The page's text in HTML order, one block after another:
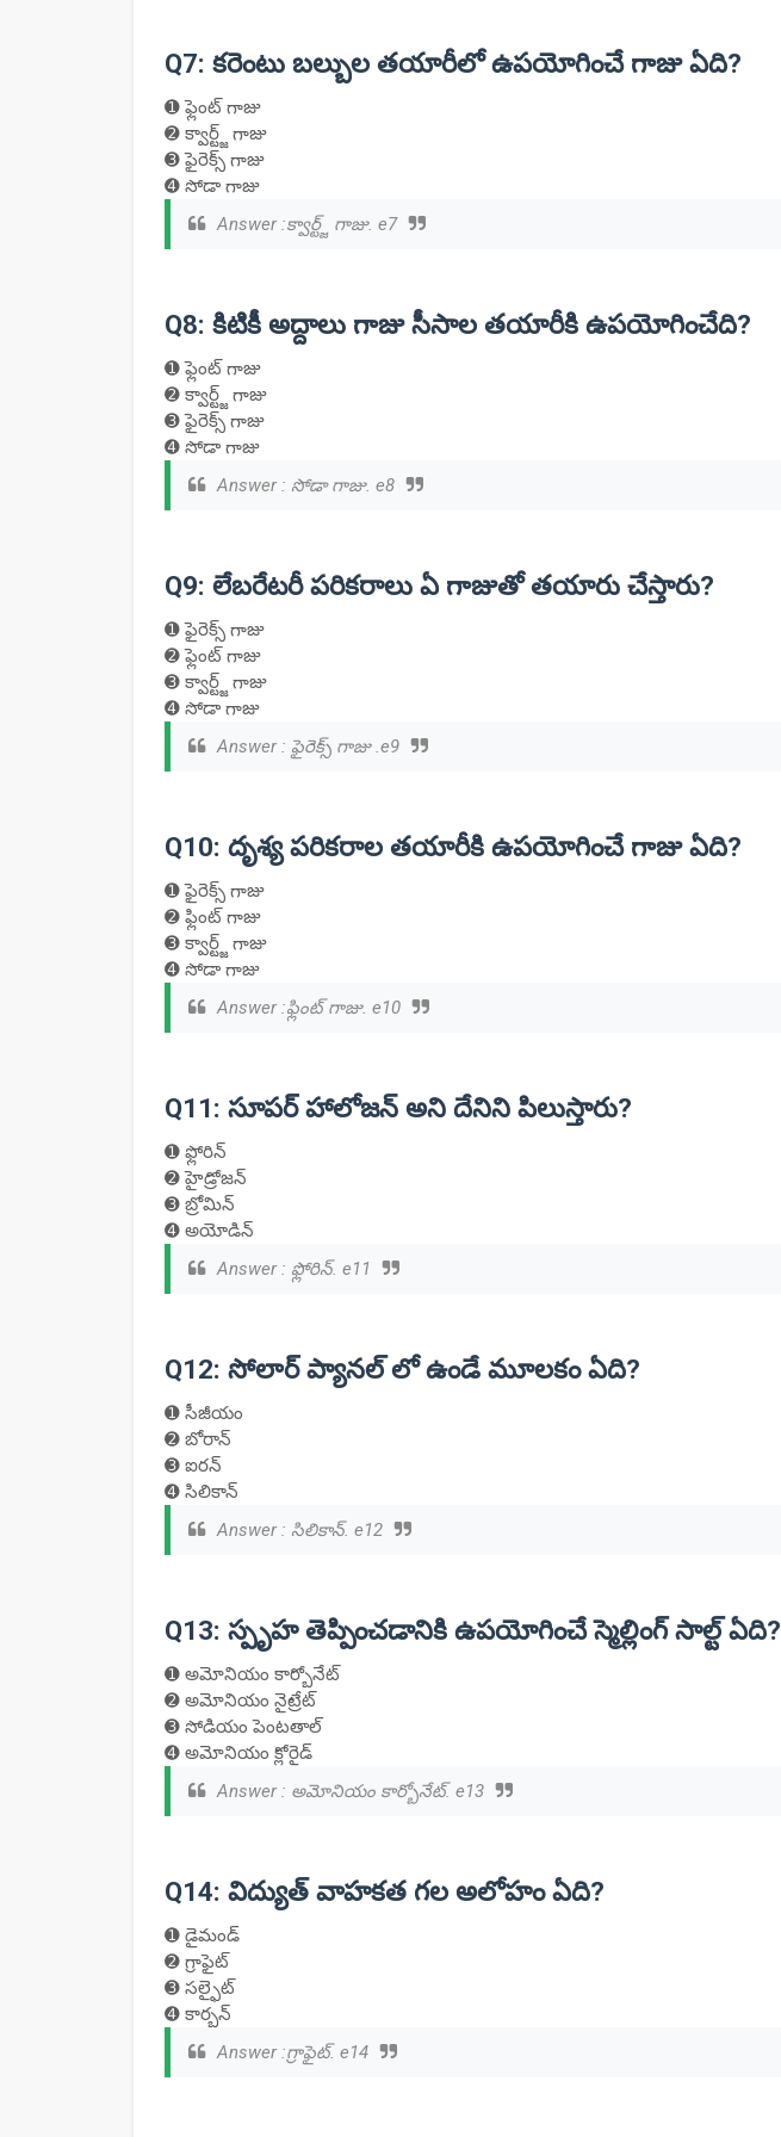
Q7: కరెంటు బల్బుల తయారీలో ఉపయోగించే గాజు ఏది?
➊ ఫ్లెంట్ గాజు
➋ క్వార్ట్జ్ గాజు
➌ ఫైరెక్స్ గాజు
➍ సోడా గాజు
Answer :క్వార్ట్జ్ గాజు. e7
Q8: కిటికీ అద్దాలు గాజు సీసాల తయారీకి ఉపయోగించేది?
➊ ఫ్లెంట్ గాజు
➋ క్వార్ట్జ్ గాజు
➌ ఫైరెక్స్ గాజు
➍ సోడా గాజు
Answer : సోడా గాజు. e8
Q9: లేబరేటరీ పరికరాలు ఏ గాజుతో తయారు చేస్తారు?
➊ ఫైరెక్స్ గాజు
➋ ఫ్లెంట్ గాజు
➌ క్వార్ట్జ్ గాజు
➍ సోడా గాజు
Answer : ఫైరెక్స్ గాజు .e9
Q10: దృశ్య పరికరాల తయారీకి ఉపయోగించే గాజు ఏది?
➊ ఫైరెక్స్ గాజు
➋ ఫ్లింట్ గాజు
➌ క్వార్ట్జ్ గాజు
➍ సోడా గాజు
Answer :ఫ్లింట్ గాజు. e10
Q11: సూపర్ హాలోజన్ అని దేనిని పిలుస్తారు?
➊ ఫ్లోరిన్
➋ హైడ్రోజన్
➌ బ్రోమిన్
➍ అయోడిన్
Answer : ఫ్లోరిన్. e11
Q12: సోలార్ ప్యానల్ లో ఉండే మూలకం ఏది?
➊ సీజీయం
➋ బోరాన్
➌ ఐరన్
➍ సిలికాన్
Answer : సిలికాన్. e12
Q13: స్పృహ తెప్పించడానికి ఉపయోగించే స్మెల్లింగ్ సాల్ట్ ఏది?
➊ అమోనియం కార్బోనేట్
➋ అమోనియం నైట్రేట్
➌ సోడియం పెంటతాల్
➍ అమోనియం క్లోరైడ్
Answer : అమోనియం కార్బోనేట్. e13
Q14: విద్యుత్ వాహకత గల అలోహం ఏది?
➊ డైమండ్
➋ గ్రాఫైట్
➌ సల్ఫైట్
➍ కార్బన్
Answer :గ్రాఫైట్. e14